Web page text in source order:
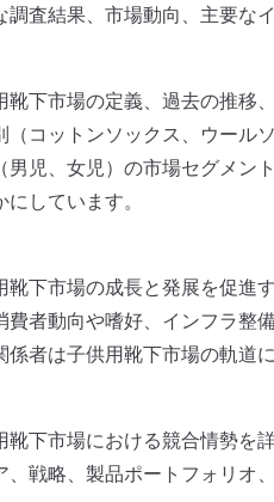
査結果、市場動向、主要な
靴下市場の定義、過去の推移
（コットンソックス、ウール
男児、女児）の市場セグメン
しています。
靴下市場の成長と発展を促進
者動向や嗜好、インフラ整
者は子供用靴下市場の軌道
靴下市場における競合情勢を
戦略、製品ポートフォリオ